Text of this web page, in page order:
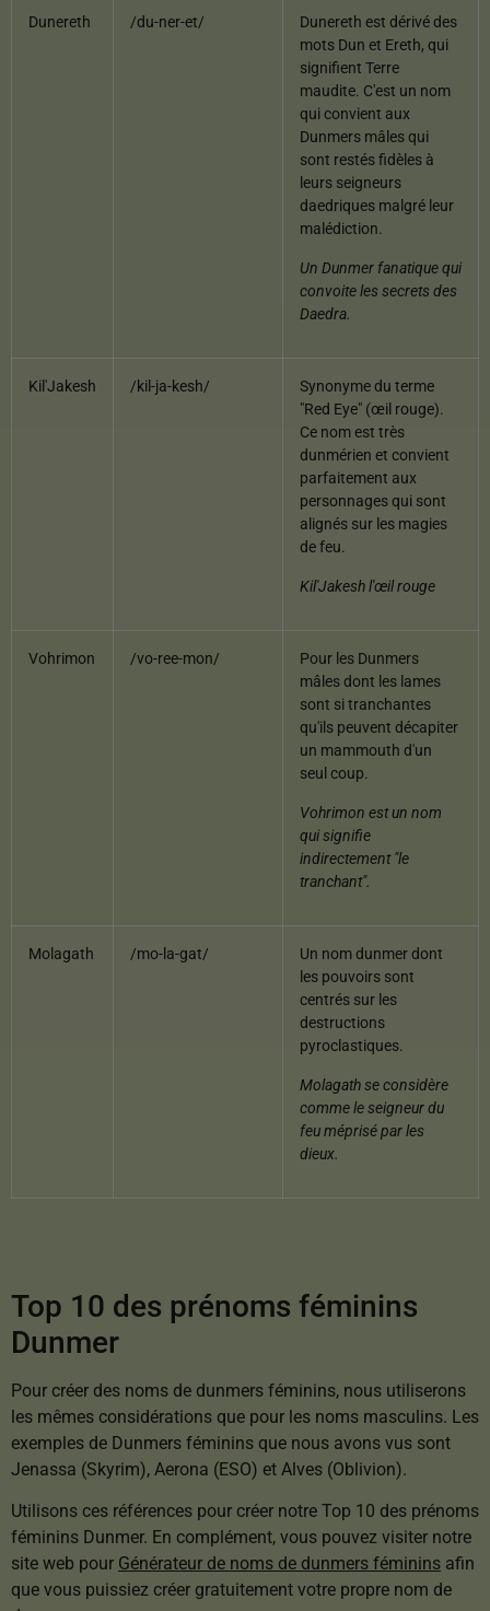
Dunereth /du-ner-et/
Dunereth est dérivé des
mots Dun et Ereth, qui
signifient Terre
maudite. C'est un nom
qui convient aux
Dunmers mâles qui
sont restés fidèles à
leurs seigneurs
daedriques malgré leur
malédiction.
Un Dunmer fanatique qui
convoite les secrets des
Daedra.
Kil'Jakesh /kil-ja-kesh/
Synonyme du terme
"Red Eye" (œil rouge).
Ce nom est très
dunmérien et convient
parfaitement aux
personnages qui sont
alignés sur les magies
de feu.
Kil'Jakesh l'œil rouge
Vohrimon /vo-ree-mon/
Pour les Dunmers
mâles dont les lames
sont si tranchantes
qu'ils peuvent décapiter
un mammouth d'un
seul coup.
Vohrimon est un nom
qui signifie
indirectement "le
tranchant".
Molagath /mo-la-gat/
Un nom dunmer dont
les pouvoirs sont
centrés sur les
destructions
pyroclastiques.
Molagath se considère
comme le seigneur du
feu méprisé par les
dieux.
Top 10 des prénoms féminins
Dunmer
Pour créer des noms de dunmers féminins, nous utiliserons
les mêmes considérations que pour les noms masculins. Les
exemples de Dunmers féminins que nous avons vus sont
Jenassa (Skyrim), Aerona (ESO) et Alves (Oblivion).
Utilisons ces références pour créer notre Top 10 des prénoms
féminins Dunmer. En complément, vous pouvez visiter notre
site web pour Générateur de noms de dunmers féminins afin
que vous puissiez créer gratuitement votre propre nom de